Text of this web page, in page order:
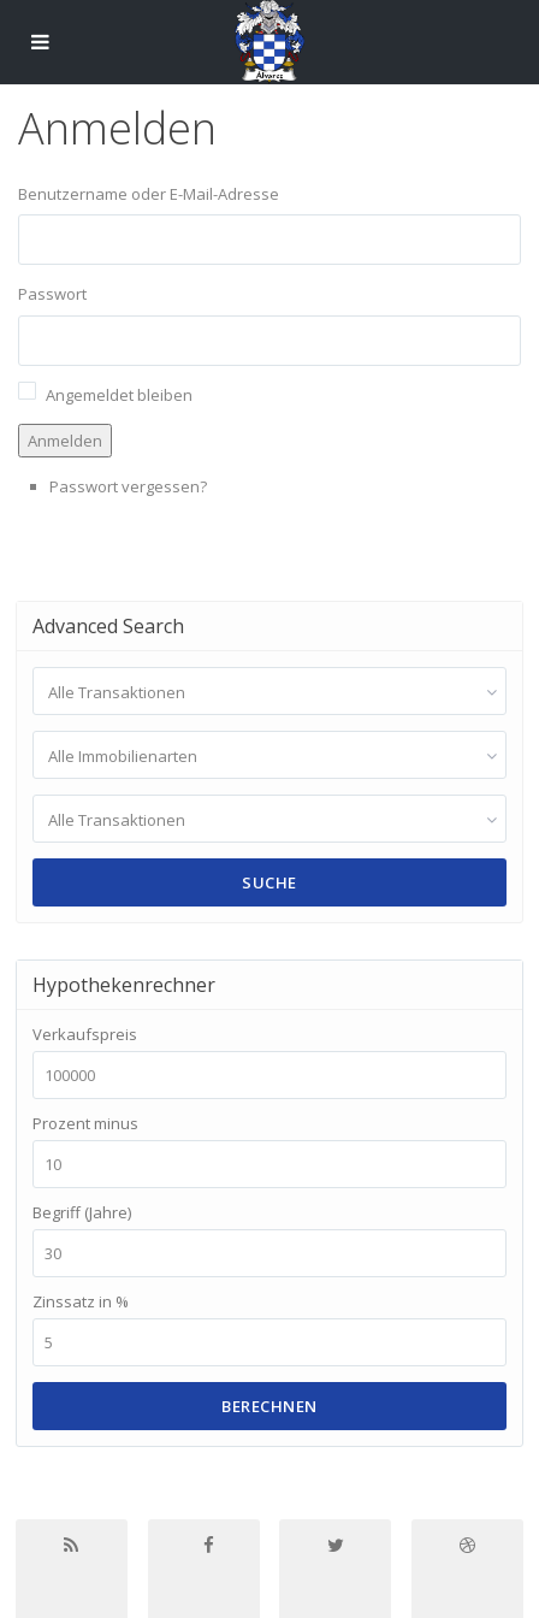
Anmelden
Benutzername oder E-Mail-Adresse
Passwort
Angemeldet bleiben
Anmelden
Passwort vergessen?
Advanced Search
Alle Transaktionen
Alle Immobilienarten
Alle Transaktionen
SUCHE
Hypothekenrechner
Verkaufspreis
Prozent minus
Begriff (Jahre)
Zinssatz in %
BERECHNEN